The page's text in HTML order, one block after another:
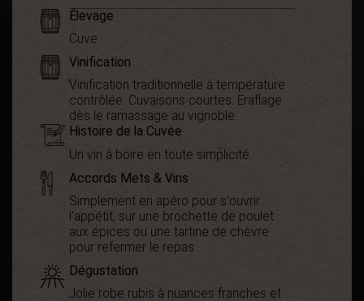
Élevage
Cuve
Vinification
Vinification traditionnelle à température
contrôlée. Cuvaisons courtes. Eraflage
dès le ramassage au vignoble.
Histoire de la Cuvée
Un vin à boire en toute simplicité.
Accords Mets & Vins
Simplement en apéro pour s'ouvrir
l'appétit, sur une brochette de poulet
aux épices ou une tartine de chèvre
pour refermer le repas.
Dégustation
Jolie robe rubis à nuances franches et